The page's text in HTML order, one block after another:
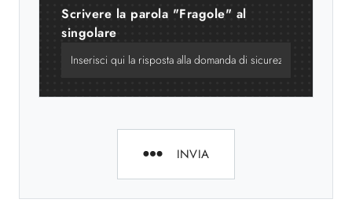
Scrivere la parola "Fragole" al
singolare
INVIA